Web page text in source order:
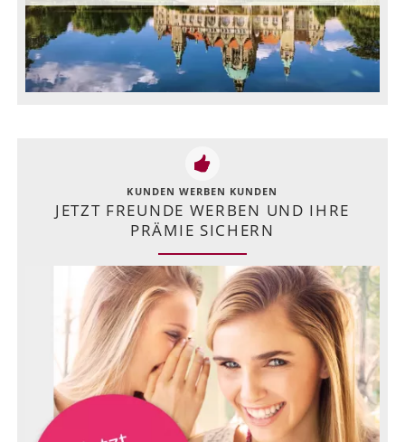
KUNDEN WERBEN KUNDEN
JETZT FREUNDE WERBEN UND IHRE
PRÄMIE SICHERN